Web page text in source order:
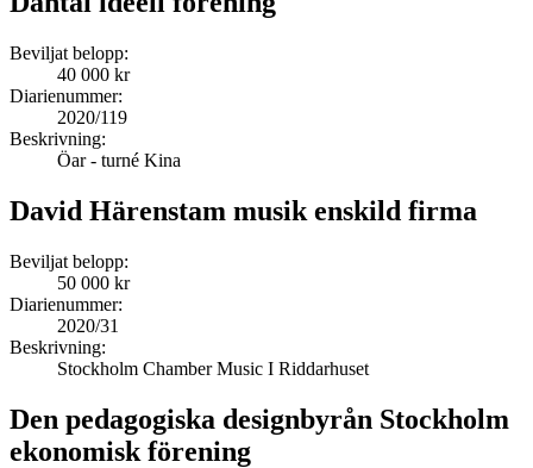
Beviljat belopp:
40 000 kr
Diarienummer:
2020/119
Beskrivning:
Öar - turné Kina
David Härenstam musik enskild firma
Beviljat belopp:
50 000 kr
Diarienummer:
2020/31
Beskrivning:
Stockholm Chamber Music I Riddarhuset
Den pedagogiska designbyrån Stockholm
ekonomisk förening